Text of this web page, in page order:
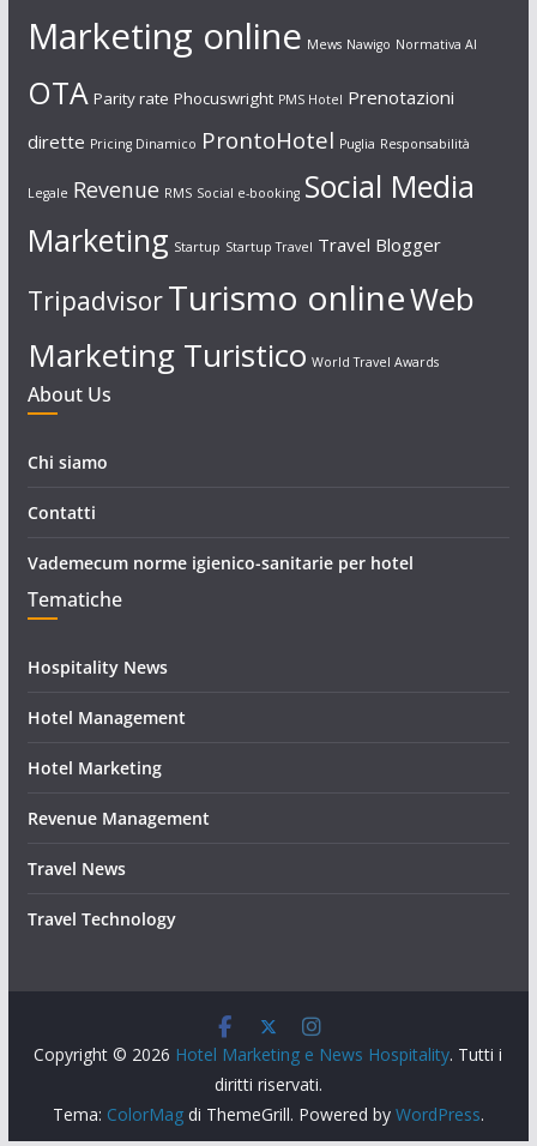
Marketing online Mews Nawigo Normativa AI
OTA Parity rate Phocuswright PMS Hotel Prenotazioni
dirette Pricing Dinamico ProntoHotel Puglia Responsabilità
Legale Revenue RMS Social e-booking Social Media
Marketing Startup Startup Travel Travel Blogger
TripadvisorTurismo onlineWeb
Marketing Turistico World Travel Awards
About Us
Chi siamo
Contatti
Vademecum norme igienico-sanitarie per hotel
Tematiche
Hospitality News
Hotel Management
Hotel Marketing
Revenue Management
Travel News
Travel Technology
Copyright © 2026 Hotel Marketing e News Hospitality. Tutti i
diritti riservati.
Tema: ColorMagdi ThemeGrill. Powered by WordPress.